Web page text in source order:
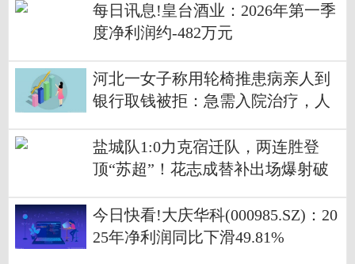
每日讯息!皇台酒业：2026年第一季
度净利润约-482万元
河北一女子称用轮椅推患病亲人到
银行取钱被拒：急需入院治疗，人
盐城队1:0力克宿迁队，两连胜登
顶“苏超”！花志成替补出场爆射破
今日快看!大庆华科(000985.SZ)：20
25年净利润同比下滑49.81%